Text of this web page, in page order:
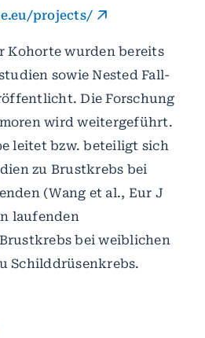
projects/
Kohorte wurden bereits
sowie Nested Fall-
Die Forschung
wird weitergeführt.
leitet bzw. beteiligt sich
zu Brustkrebs bei
(Wang et al., Eur J
laufenden
bei weiblichen
Schilddrüsenkrebs.